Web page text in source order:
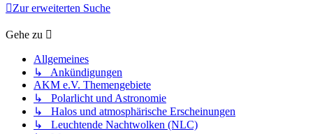
Zur erweiterten Suche
Gehe zu
Allgemeines
↳ Ankündigungen
AKM e.V. Themengebiete
↳ Polarlicht und Astronomie
↳ Halos und atmosphärische Erscheinungen
↳ Leuchtende Nachtwolken (NLC)